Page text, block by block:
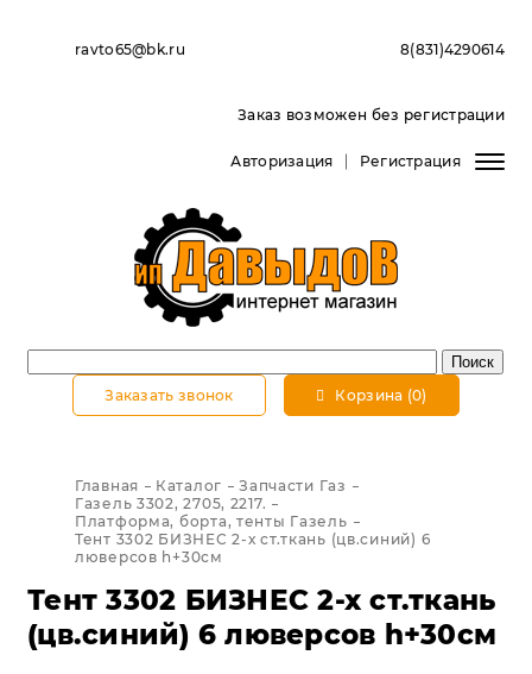
ravto65@bk.ru 8(831)4290614
Заказ возможен без регистрации
Авторизация Регистрация
Заказать звонок Корзина (0)
Главная Каталог
Запчасти Газ
Газель 3302, 2705, 2217.
Платформа, борта, тенты Газель
Тент 3302 БИЗНЕС 2-х ст.ткань (цв.синий) 6
люверсов h+30см
Тент 3302 БИЗНЕС 2-х ст.ткань
(цв.синий) 6 люверсов h+30см